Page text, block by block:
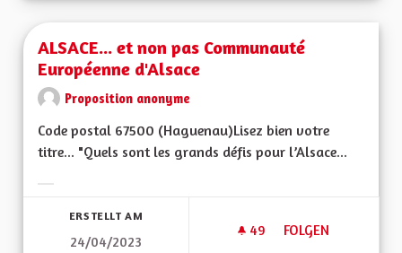
ALSACE... et non pas Communauté
Européenne d'Alsace
Proposition anonyme
Code postal 67500 (Haguenau)Lisez bien votre
titre... "Quels sont les grands défis pour l’Alsace...
ERSTELLT AM
24/04/2023
49 49 FOLLOWER
FOLGEN
ALSACE... ET NON